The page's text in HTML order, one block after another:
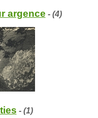
argence - (4)
- (1)